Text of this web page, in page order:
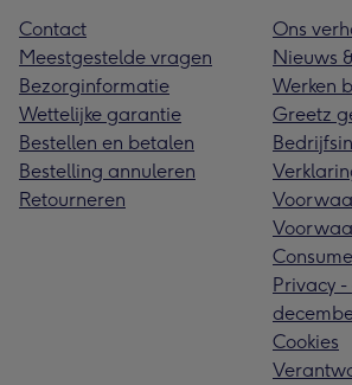
Contact
Meestgestelde vragen
Bezorginformatie
Wettelijke garantie
Bestellen en betalen
Bestelling annuleren
Retourneren
Ons
Nieuws
Werken
Greetz
Privacy
Cookies